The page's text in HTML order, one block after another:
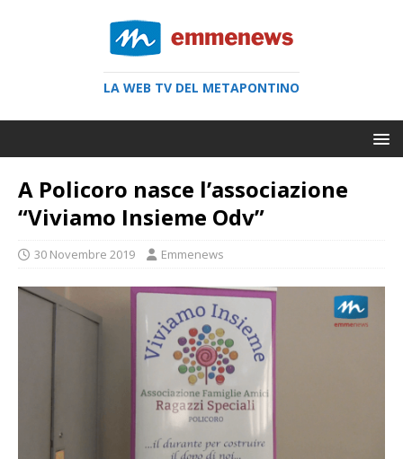
LA WEB TV DEL METAPONTINO
A Policoro nasce l’associazione
“Viviamo Insieme Odv”
30 Novembre 2019 Emmenews